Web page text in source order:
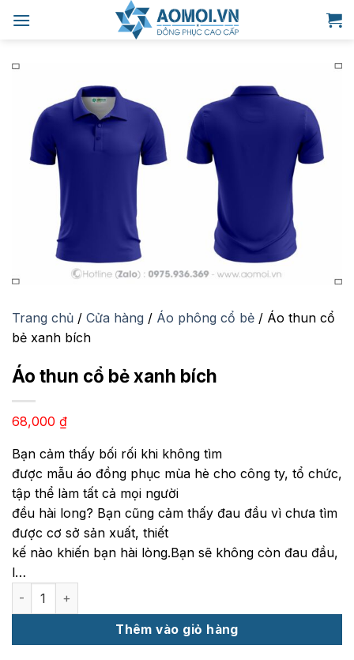
qua
dung
Trang chủ / Cửa hàng / Áo phông cổ bẻ / Áo thun cổ
bẻ xanh bích
Áo thun cổ bẻ xanh bích
68,000 ₫
Bạn cảm thấy bối rối khi không tìm
được mẫu áo đồng phục mùa hè cho công ty, tổ chức,
tập thể làm tất cả mọi người
đều hài long? Bạn cũng cảm thấy đau đầu vì chưa tìm
được cơ sở sản xuất, thiết
kế nào khiến bạn hài lòng.Bạn sẽ không còn đau đầu,
l…
Áo thun cổ bẻ xanh bích số lượng
Thêm vào giỏ hàng